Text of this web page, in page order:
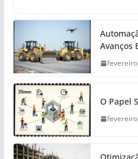
Avanços
O Papel